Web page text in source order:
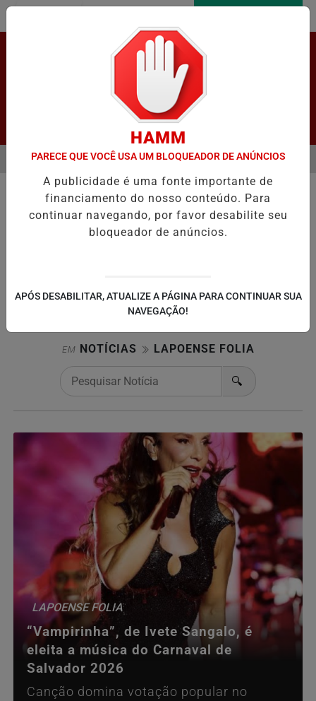
Pesquisar Notícia
SIMULAÇÃO PRÁTICA DE VOTAÇÃO ELETRÔNICA EM LAPÃO
EM ALTA
MENU
EM NOTÍCIAS LAPOENSE FOLIA
🔍
LAPOENSE FOLIA
“Vampirinha”, de Ivete Sangalo, é
eleita a música do Carnaval de
Salvador 2026
Canção domina votação popular no
HAMM
PARECE QUE VOCÊ USA UM BLOQUEADOR DE ANÚNCIOS
A publicidade é uma fonte importante de
financiamento do nosso conteúdo. Para
continuar navegando, por favor desabilite seu
bloqueador de anúncios.
APÓS DESABILITAR, ATUALIZE A PÁGINA PARA CONTINUAR SUA
NAVEGAÇÃO!